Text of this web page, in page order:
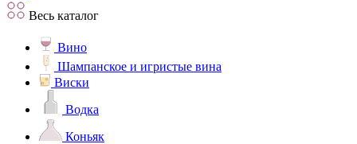
Весь каталог
Вино
Шампанское и игристые вина
Виски
Водка
Коньяк